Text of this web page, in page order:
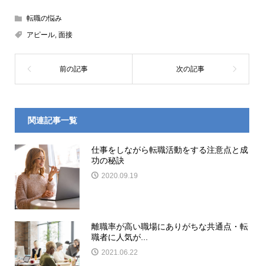
転職の悩み
アピール, 面接
関連記事一覧
仕事をしながら転職活動をする注意点と成
功の秘訣
2020.09.19
離職率が高い職場にありがちな共通点・転
職者に人気が...
2021.06.22